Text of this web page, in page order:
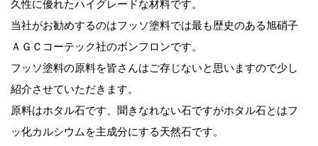
久性に優れたハイグレードな材料です。
当社がお勧めするのはフッソ塗料では最も歴史のある旭硝子
ＡＧＣコーテック社のボンフロンです。
フッソ塗料の原料を皆さんはご存じないと思いますので少し
紹介させていただきます。
原料はホタル石です、聞きなれない石ですがホタル石とはフ
ッ化カルシウムを主成分にする天然石です。